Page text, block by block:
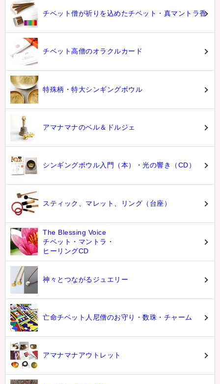
チベット僧が祈りを込めたチベット・真マントラ香
チベット高僧のオラクルカード
特殊柄・特大シンギングボウル
アマナマナのベル＆ドルジェ
シンギングボウル入門（本）・光の響き（CD）
スティック、マレット、リング（台座）
The Blessing Voice
チベット・マントラ・
ヒーリングCD
神々とつながるジュエリー
亡命チベット人尼僧のお守り・数珠・チャーム
アマナマナアウトレット